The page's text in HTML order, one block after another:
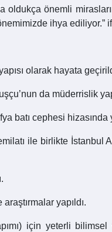
oldukça önemli
ihya ediliyor.”
olarak hayata
da müderrislik
batı cephesi hizasında
ile birlikte İstanbul
yapıldı.
için yeterli